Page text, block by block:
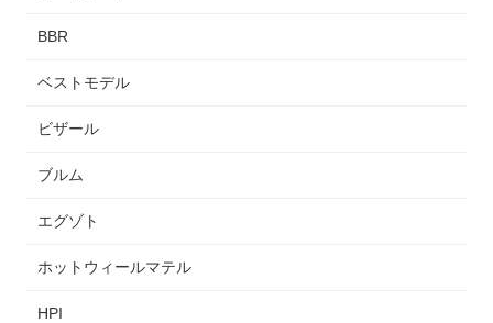
BBR
ベストモデル
ビザール
ブルム
エグゾト
ホットウィールマテル
HPI